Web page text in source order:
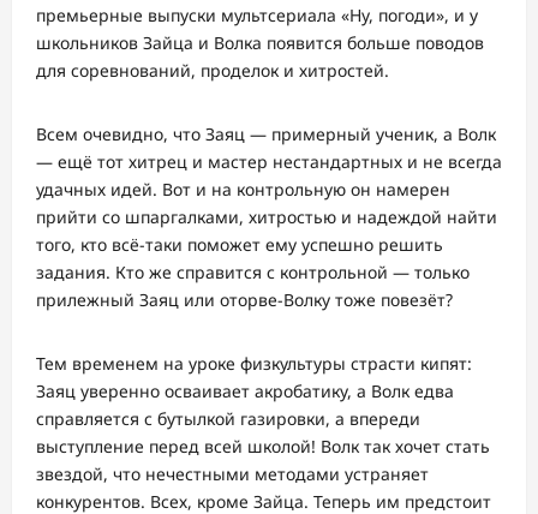
премьерные выпуски мультсериала «Ну, погоди», и у
школьников Зайца и Волка появится больше поводов
для соревнований, проделок и хитростей.
Всем очевидно, что Заяц — примерный ученик, а Волк
— ещё тот хитрец и мастер нестандартных и не всегда
удачных идей. Вот и на контрольную он намерен
прийти со шпаргалками, хитростью и надеждой найти
того, кто всё-таки поможет ему успешно решить
задания. Кто же справится с контрольной — только
прилежный Заяц или оторве-Волку тоже повезёт?
Тем временем на уроке физкультуры страсти кипят:
Заяц уверенно осваивает акробатику, а Волк едва
справляется с бутылкой газировки, а впереди
выступление перед всей школой! Волк так хочет стать
звездой, что нечестными методами устраняет
конкурентов. Всех, кроме Зайца. Теперь им предстоит